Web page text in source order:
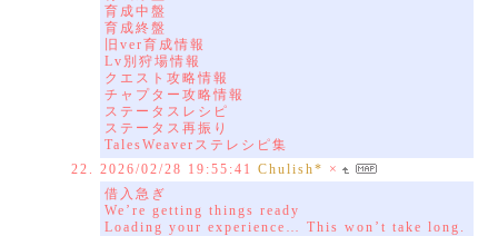
育成中盤
育成終盤
旧ver育成情報
Lv別狩場情報
クエスト攻略情報
チャプター攻略情報
ステータスレシピ
ステータス再振り
TalesWeaverステレシピ集
2026/02/28 19:55:41 Chulish* ×
借入急ぎ
We’re getting things ready
Loading your experience… This won’t take long.